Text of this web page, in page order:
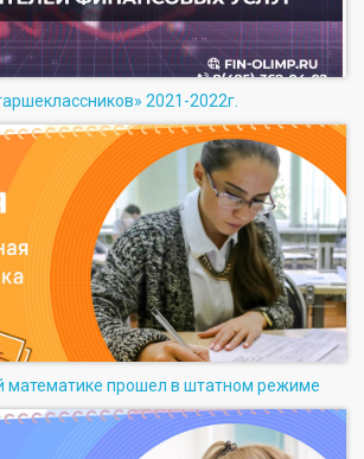
2021-2022г.
математике прошел в штатном режиме